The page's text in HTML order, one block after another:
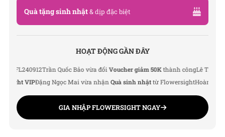
Quà tặng sinh nhật& dịp đặc biệt
HOẠT ĐỘNG GẦN ĐÂY
Trần Quốc Bảo vừa đổiVoucher giảm 50Kthành côngLê Thu Hà vừa
VIPĐặng Ngọc Mai vừa nhậnQuà sinh nhật từ FlowersightHoàng Đức
GIA NHẬP FLOWERSIGHT NGAY